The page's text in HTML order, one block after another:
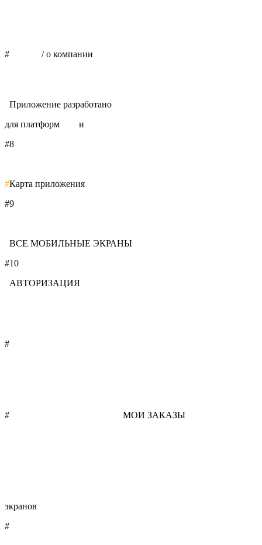
# / о компании
Приложение разработано
для платформ
и
#8
#Карта приложения
#9
ВСЕ МОБИЛЬНЫЕ ЭКРАНЫ
#10
АВТОРИЗАЦИЯ
#
# МОИ ЗАКАЗЫ
экранов
#